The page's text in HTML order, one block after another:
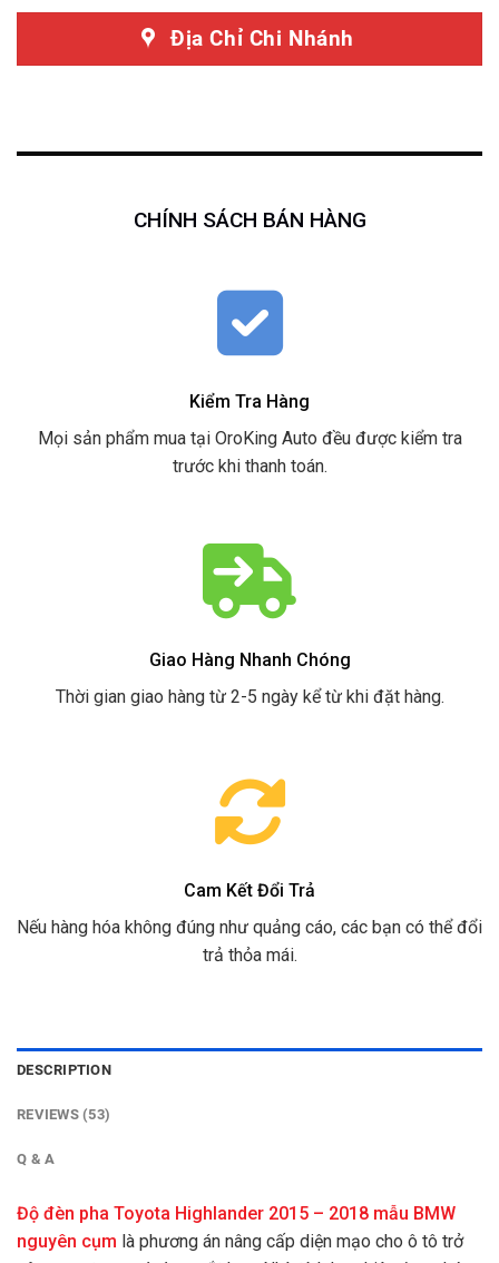
Địa Chỉ Chi Nhánh
CHÍNH SÁCH BÁN HÀNG
Kiểm Tra Hàng
Mọi sản phẩm mua tại OroKing Auto đều được kiểm tra
trước khi thanh toán.
Giao Hàng Nhanh Chóng
Thời gian giao hàng từ 2-5 ngày kể từ khi đặt hàng.
Cam Kết Đổi Trả
Nếu hàng hóa không đúng như quảng cáo, các bạn có thể đổi
trả thỏa mái.
DESCRIPTION
REVIEWS (53)
Q & A
Độ đèn pha Toyota Highlander 2015 – 2018 mẫu BMW
nguyên cụm là phương án nâng cấp diện mạo cho ô tô trở